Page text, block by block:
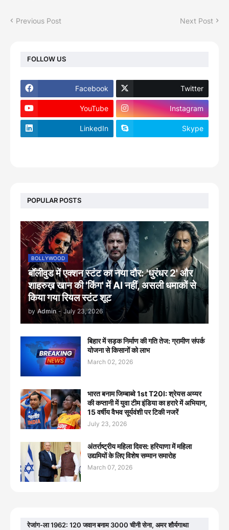
Previous Post Next Post
FOLLOW US
Facebook Twitter
YouTube Instagram
LinkedIn Skype
POPULAR POSTS
BOLLYWOOD
बॉलीवुड में एक्शन स्टंट का नया दौर: 'धुरंधर 2' और
शाहरुख़ खान की 'किंग' में AI नहीं, असली धमाकों से
किया गया रियल स्टंट शूट
by Admin - July 23, 2026
बिहार में सड़क निर्माण की गति तेज: ग्रामीण संपर्क
योजना से किसानों को लाभ
March 02, 2026
भारत बनाम जिम्बाब्वे 1st T20I: श्रेयस अय्यर
की कप्तानी में युवा टीम इंडिया का हरारे में अभियान,
15 वर्षीय वैभव सूर्यवंशी पर टिकी नजरें
July 23, 2026
अंतर्राष्ट्रीय महिला दिवस: हरियाणा में महिला
उद्यमियों के लिए विशेष सम्मान समारोह
March 07, 2026
रेजांग-ला 1962: 120 जवान बनाम 3000 चीनी सेना, अमर शौर्यगाथा